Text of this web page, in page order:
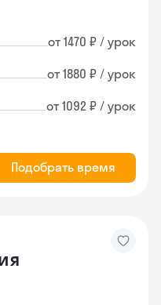
от 1470 ₽ / урок
от 1880 ₽ / урок
от 1092 ₽ / урок
Подобрать время